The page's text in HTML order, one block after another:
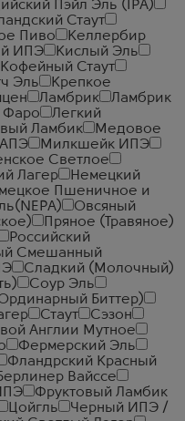
Пэйл Эль (IPA)
Стаут
Пиво
Келлербир
ИПЭ
Кислый Эль
Кофейный Стаут
Эль
Крепкое
Ламбрик
Ламбрик
Фаро
Легкий
Ламбик
Медовое
Милкшейк ИПЭ
Светлое
Лагер
Немецкий
Пшеничное и
Овсяный
Пряное (Травяное)
Российский
Смешанный
Сладкий (Молочный)
Соур Эль
Биттер)
Стаут
Сэзон
Англии Мутное
Фермерский Эль
Фландрский Красный
Вайссе
Фруктовый Ламбик
Цойгль
Черный ИПЭ /